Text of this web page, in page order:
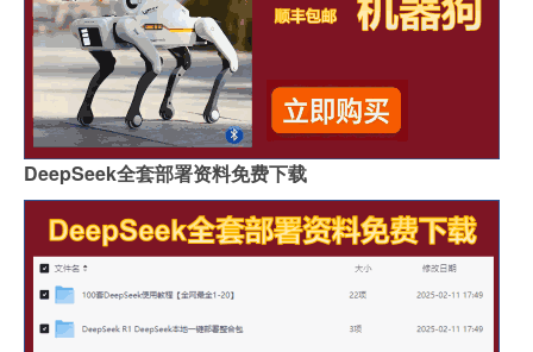
DeepSeek全套部署资料免费下载